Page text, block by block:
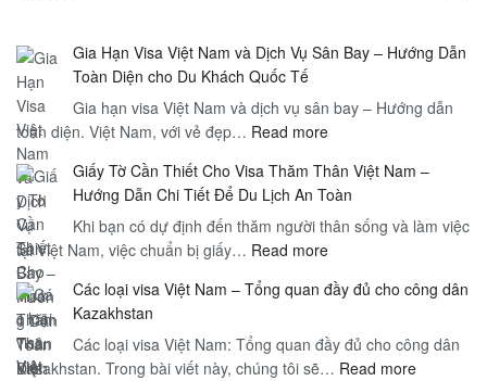
Gia Hạn Visa Việt Nam và Dịch Vụ Sân Bay – Hướng Dẫn
Toàn Diện cho Du Khách Quốc Tế
Gia hạn visa Việt Nam và dịch vụ sân bay – Hướng dẫn
toàn diện. Việt Nam, với vẻ đẹp… Read more:
Hạn
Visa
Việt
Nam
Dịch
Sân
Bay
Giấy Tờ Cần Thiết Cho Visa Thăm Thân Việt Nam –
Hướng Dẫn Chi Tiết Để Du Lịch An Toàn
Khi bạn có dự định đến thăm người thân sống và làm việc
tại Việt Nam, việc chuẩn bị giấy… Read more:
Tờ
Thiết
Cho
Các loại visa Việt Nam – Tổng quan đầy đủ cho công dân
Kazakhstan
Các loại visa Việt Nam: Tổng quan đầy đủ cho công dân
Kazakhstan. Trong bài viết này, chúng tôi sẽ… Read more: